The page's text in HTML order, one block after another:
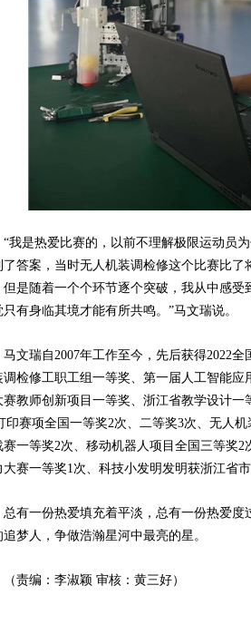
“我是热爱比赛的，以前不理解极限运动员
了答案 ，当时无人机装调检修这个比赛比了
但是随着一个个环节逐个突破，我从中感
只有身临其境才能有所共鸣。 ”马文瑞说。
马文瑞自2007年工作至今 ， 先后获得2022全
调检修工职工组一等奖、第一届人工智能应
赛教师创新项目一等奖、浙江省教学设计
印赛项全国一等奖2次、二等奖3次、无人
赛一等奖2次、移动机器人项目全国三等奖
大赛一等奖1次、科技小发明发明获浙江省市
总有一份热爱填充着平淡，总有一份热爱度
追梦人 ， 争做浩瀚星河中最亮的星。
（责编：李淑颖 审核：黄三好）